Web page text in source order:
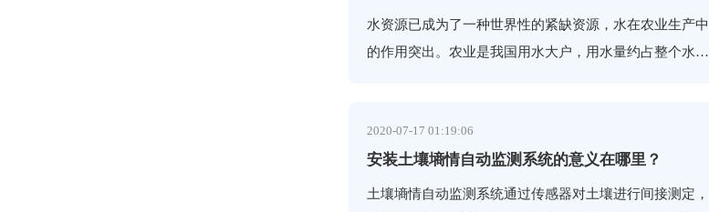
水资源已成为了一种世界性的紧缺资源，水在农业生产中
的作用突出。农业是我国用水大户，用水量约占整个水资
2020-07-17 01:19:06
安装土壤墒情自动监测系统的意义在哪里？
土壤墒情自动监测系统通过传感器对土壤进行间接测定，